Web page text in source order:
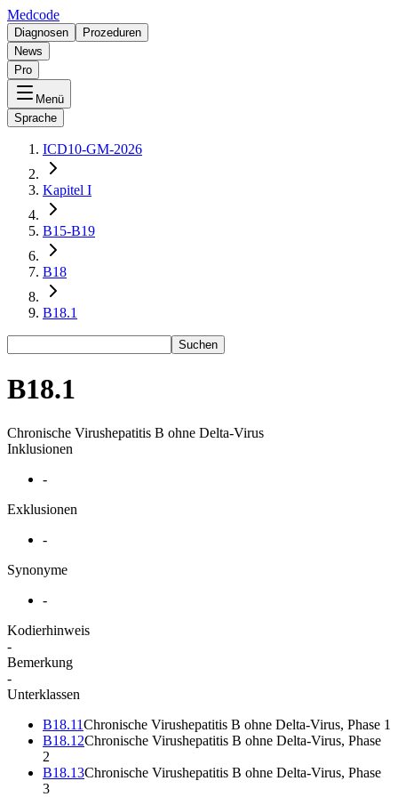
Medcode
Diagnosen
Prozeduren
News
Pro
Menü
Sprache
ICD10-GM-2026
Kapitel I
B15-B19
B18
B18.1
Suchen
B18.1
Chronische Virushepatitis B ohne Delta-Virus
Inklusionen
-
Exklusionen
-
Synonyme
-
Kodierhinweis
-
Bemerkung
-
Unterklassen
B18.11Chronische Virushepatitis B ohne Delta-Virus, Phase 1
B18.12Chronische Virushepatitis B ohne Delta-Virus, Phase
2
B18.13Chronische Virushepatitis B ohne Delta-Virus, Phase
3